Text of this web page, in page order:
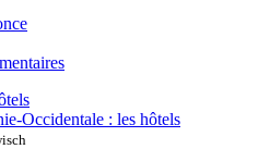
Occidentale : les hôtels